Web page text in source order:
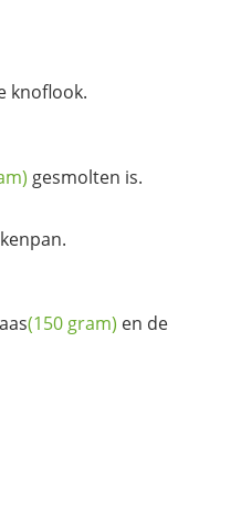
knoflook.
gesmolten is.
(150 gram) en de